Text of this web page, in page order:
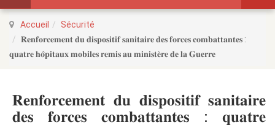
Accueil
Sécurité
𝐑𝐞𝐧𝐟𝐨𝐫𝐜𝐞𝐦𝐞𝐧𝐭 𝐝𝐮 𝐝𝐢𝐬𝐩𝐨𝐬𝐢𝐭𝐢𝐟 𝐬𝐚𝐧𝐢𝐭𝐚𝐢𝐫𝐞 𝐝𝐞𝐬 𝐟𝐨𝐫𝐜𝐞𝐬 𝐜𝐨𝐦𝐛𝐚𝐭𝐭𝐚𝐧𝐭𝐞𝐬 :
𝐪𝐮𝐚𝐭𝐫𝐞 𝐡𝐨̂𝐩𝐢𝐭𝐚𝐮𝐱 𝐦𝐨𝐛𝐢𝐥𝐞𝐬 𝐫𝐞𝐦𝐢𝐬 𝐚𝐮 𝐦𝐢𝐧𝐢𝐬𝐭𝐞̀𝐫𝐞 𝐝𝐞 𝐥𝐚 𝐆𝐮𝐞𝐫𝐫𝐞
𝐑𝐞𝐧𝐟𝐨𝐫𝐜𝐞𝐦𝐞𝐧𝐭 𝐝𝐮 𝐝𝐢𝐬𝐩𝐨𝐬𝐢𝐭𝐢𝐟 𝐬𝐚𝐧𝐢𝐭𝐚𝐢𝐫𝐞
𝐝𝐞𝐬 𝐟𝐨𝐫𝐜𝐞𝐬 𝐜𝐨𝐦𝐛𝐚𝐭𝐭𝐚𝐧𝐭𝐞𝐬 : 𝐪𝐮𝐚𝐭𝐫𝐞